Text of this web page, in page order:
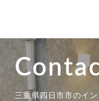
三重県四日市市のイ